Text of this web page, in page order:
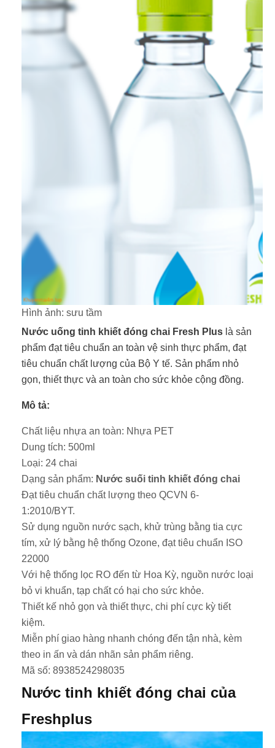
Hình ảnh: sưu tầm
Nước uống tinh khiết đóng chai Fresh Plus là sản
phẩm đạt tiêu chuẩn an toàn vệ sinh thực phẩm, đạt
tiêu chuẩn chất lượng của Bộ Y tế. Sản phẩm nhỏ
gọn, thiết thực và an toàn cho sức khỏe cộng đồng.
Mô tả:
Chất liệu nhựa an toàn: Nhựa PET
Dung tích: 500ml
Loại: 24 chai
Dạng sản phẩm: Nước suối tinh khiết đóng chai
Đạt tiêu chuẩn chất lượng theo QCVN 6-
1:2010/BYT.
Sử dụng nguồn nước sạch, khử trùng bằng tia cực
tím, xử lý bằng hệ thống Ozone, đạt tiêu chuẩn ISO
22000
Với hệ thống lọc RO đến từ Hoa Kỳ, nguồn nước loại
bỏ vi khuẩn, tạp chất có hại cho sức khỏe.
Thiết kế nhỏ gọn và thiết thực, chi phí cực kỳ tiết
kiệm.
Miễn phí giao hàng nhanh chóng đến tận nhà, kèm
theo in ấn và dán nhãn sản phẩm riêng.
Mã số: 8938524298035
Nước tinh khiết đóng chai của
Freshplus